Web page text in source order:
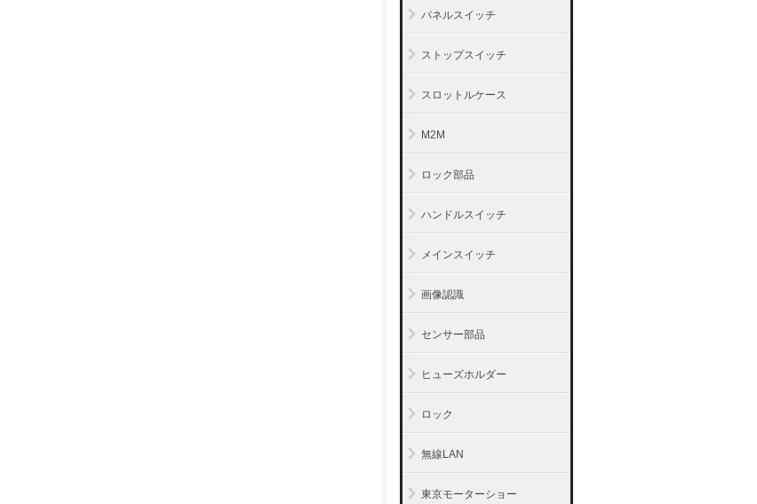
パネルスイッチ
ストップスイッチ
スロットルケース
M2M
ロック部品
ハンドルスイッチ
メインスイッチ
画像認識
センサー部品
ヒューズホルダー
ロック
無線LAN
東京モーターショー